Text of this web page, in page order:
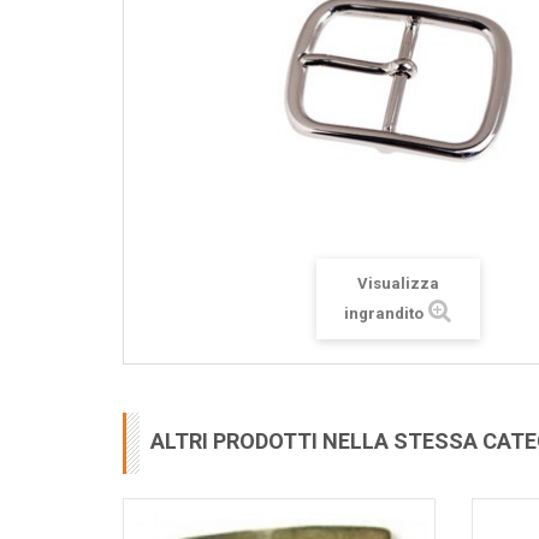
Visualizza
ingrandito
ALTRI PRODOTTI NELLA STESSA